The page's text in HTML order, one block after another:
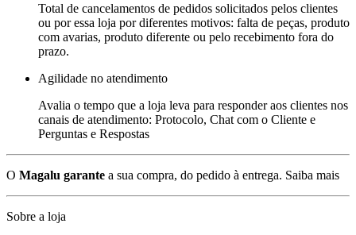
Total de cancelamentos de pedidos solicitados pelos clientes
ou por essa loja por diferentes motivos: falta de peças, produto
com avarias, produto diferente ou pelo recebimento fora do
prazo.
Agilidade no atendimento
Avalia o tempo que a loja leva para responder aos clientes nos
canais de atendimento: Protocolo, Chat com o Cliente e
Perguntas e Respostas
O Magalu garante a sua compra, do pedido à entrega. Saiba mais
Sobre a loja